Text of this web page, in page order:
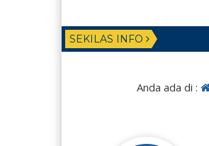
SEKILAS INFO
Anda ada di :